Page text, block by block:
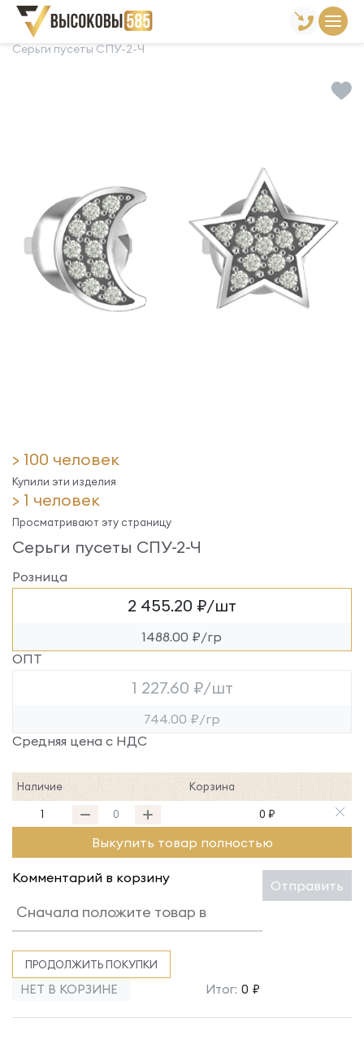
Главная Склад готовой продукции
Серьги пусеты СПУ-2-Ч
> 100 человек
Купили эти изделия
> 1 человек
Просматривают эту страницу
Серьги пусеты СПУ-2-Ч
Розница
2 455.20 ₽/шт
1488.00 ₽/гр
ОПТ
1 227.60 ₽/шт
744.00 ₽/гр
Средняя цена с НДС
Наличие Корзина
1 0 ₽
Выкупить товар полностью
Комментарий в корзину Отправить
ПРОДОЛЖИТЬ ПОКУПКИ
НЕТ В КОРЗИНЕ Итог: 0 ₽